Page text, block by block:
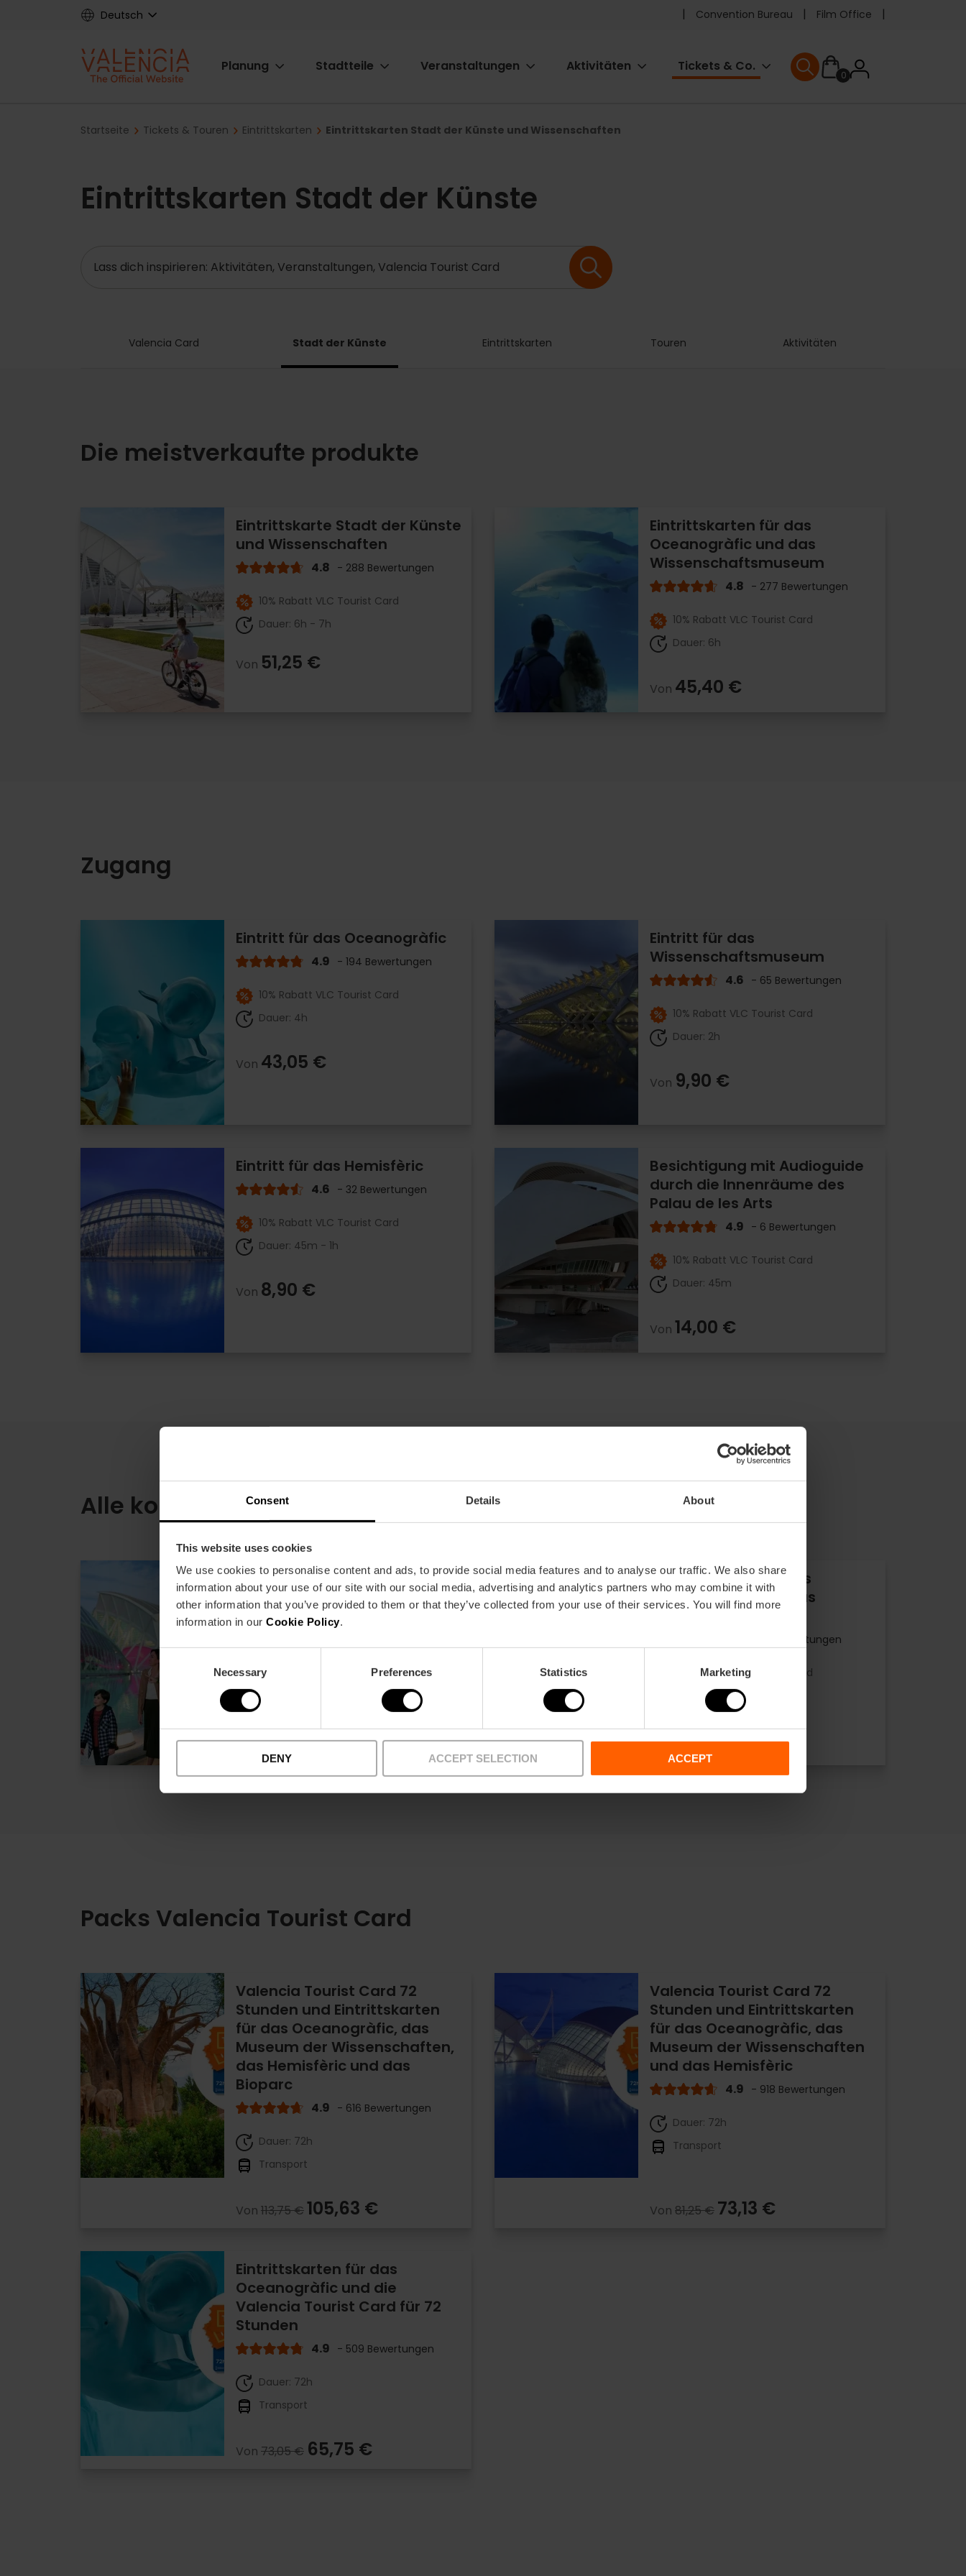
Consent Details About
This website uses cookies
We use cookies to personalise content and ads, to provide social media features and to analyse our traffic. We also share
information about your use of our site with our social media, advertising and analytics partners who may combine it with
other information that you’ve provided to them or that they’ve collected from your use of their services. You will find more
information in our Cookie Policy.
Necessary Preferences Statistics Marketing
DENY ACCEPT SELECTION ACCEPT
Deutsch
Pre
header
menu
Convention Bureau Film Office
Main
Planung Stadtteile Veranstaltungen Aktivitäten Tickets & Co.
0User
User menu
Breadcrumb
Startseite Tickets & Touren Eintrittskarten Eintrittskarten Stadt der Künste und Wissenschaften
Eintrittskarten Stadt der Künste
Valencia Card Stadt der Künste Eintrittskarten Touren Aktivitäten
Die meistverkaufte produkte
Eintrittskarte Stadt der Künste
und Wissenschaften
4.8 - 288 Bewertungen
10% Rabatt VLC Tourist Card
Dauer: 6h - 7h
Von 51,25 €
Eintrittskarten für das
Oceanogràfic und das
Wissenschaftsmuseum
4.8 - 277 Bewertungen
10% Rabatt VLC Tourist Card
Dauer: 6h
Von 45,40 €
Zugang
Eintritt für das Oceanogràfic
4.9 - 194 Bewertungen
10% Rabatt VLC Tourist Card
Dauer: 4h
Von 43,05 €
Eintritt für das
Wissenschaftsmuseum
4.6 - 65 Bewertungen
10% Rabatt VLC Tourist Card
Dauer: 2h
Von 9,90 €
Eintritt für das Hemisfèric
4.6 - 32 Bewertungen
10% Rabatt VLC Tourist Card
Dauer: 45m - 1h
Von 8,90 €
Besichtigung mit Audioguide
durch die Innenräume des
Palau de les Arts
4.9 - 6 Bewertungen
10% Rabatt VLC Tourist Card
Dauer: 45m
Von 14,00 €
Alle kombinationen
Eintrittskarten für
Wissenschaftsmuseum und
Hemisfèric
10% Rabatt VLC Tourist Card
Dauer: 3h
Von14,10 €
Eintrittskarten für das
Oceanogràfic und das
- 45 Bewertungen
10% Rabatt VLC Tourist Card
Dauer: 5h
Von45,00 €
Packs Valencia Tourist Card
Valencia Tourist Card 72
Stunden und Eintrittskarten
für das Oceanogràfic, das
Museum der Wissenschaften,
das Hemisfèric und das
Bioparc
4.9 - 616 Bewertungen
Dauer: 72h
Transport
Von 113,75 €105,63 €
Valencia Tourist Card 72
Stunden und Eintrittskarten
für das Oceanogràfic, das
Museum der Wissenschaften
und das Hemisfèric
4.9 - 918 Bewertungen
Dauer: 72h
Transport
Von 81,25 € 73,13 €
Eintrittskarten für das
Oceanogràfic und die
Valencia Tourist Card für 72
Stunden
4.9 - 509 Bewertungen
Dauer: 72h
Transport
Von 73,05 € 65,75 €